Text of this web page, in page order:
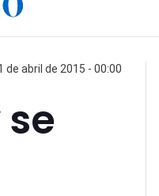
de abril de 2015 - 00:00